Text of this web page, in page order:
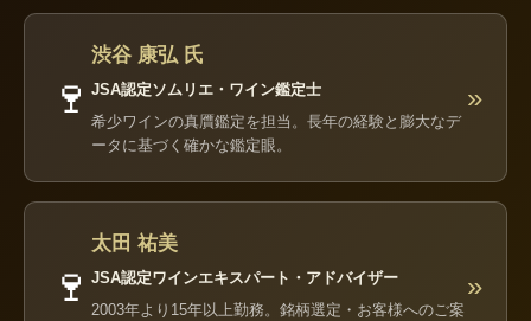
🍷
渋谷 康弘 氏
JSA認定ソムリエ・ワイン鑑定士
希少ワインの真贋鑑定を担当。長年の経験と膨大なデ
ータに基づく確かな鑑定眼。
»
🍷
太田 祐美
JSA認定ワインエキスパート・アドバイザー
2003年より15年以上勤務。銘柄選定・お客様へのご案
»